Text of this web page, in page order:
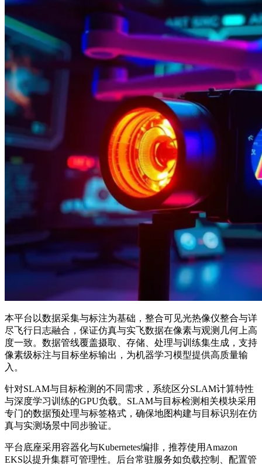
本平台以数据采集与标注为基础，整合可见光热像仪整合与详
尽飞行日志融合，保证仿真与实飞数据在像素与观测几何上高
度一致。数据管线覆盖摄取、存储、处理与训练集生成，支持
像素级标注与目标坐标输出，为机器学习模型提供高质量输
入。
针对SLAM与目标检测的不同需求，系统区分SLAM计算特性
与深度学习训练的GPU负载。SLAM与目标检测相关模块采用
专门的数据预处理与标签格式，确保地图构建与目标识别在仿
真与实测场景中同步验证。
平台底座采用容器化与Kubernetes编排，推荐使用Amazon
EKS以提升集群可管理性。后台常驻服务如负载控制、配置管